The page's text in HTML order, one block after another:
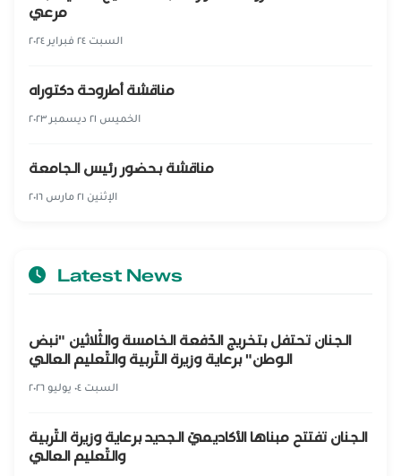
مرعي
السبت ٢٤ فبراير ٢٠٢٤
مناقشة أطروحة دكتوراه
الخميس ٢١ ديسمبر ٢٠٢٣
مناقشة بحضور رئيس الجامعة
الإثنين ٢١ مارس ٢٠١٦
Latest News
الجنان تحتفل بتخريج الدّفعة الخامسة والثّلاثين "نبض
الوطن" برعاية وزيرة التّربية والتّعليم العالي
السبت ٠٤ يوليو ٢٠٢٦
الجنان تفتتح مبناها الأكاديميّ الجديد برعاية وزيرة التّربية
والتّعليم العالي